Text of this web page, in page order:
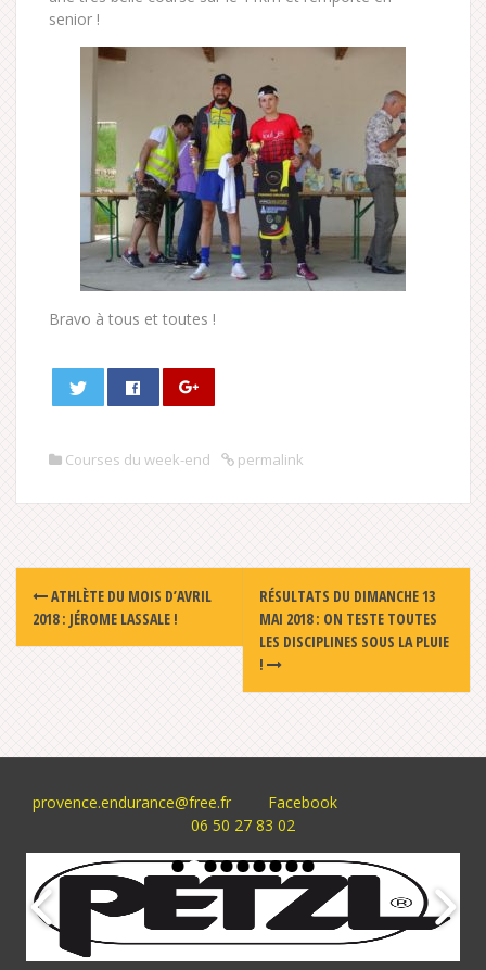
senior !
Bravo à tous et toutes !
Courses du week-end permalink
Post
navigation
ATHLÈTE DU MOIS D’AVRIL
2018 : JÉROME LASSALE !
RÉSULTATS DU DIMANCHE 13
MAI 2018 : ON TESTE TOUTES
LES DISCIPLINES SOUS LA PLUIE
!
provence.endurance@free.fr
Facebook
06 50 27 83 02